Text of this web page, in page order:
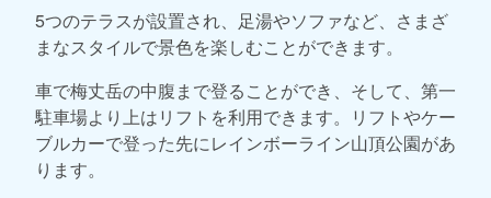
5つのテラスが設置され、足湯やソファなど、さまざ
まなスタイルで景色を楽しむことができます。
車で梅丈岳の中腹まで登ることができ、そして、第一
駐車場より上はリフトを利用できます。リフトやケー
ブルカーで登った先にレインボーライン山頂公園があ
ります。